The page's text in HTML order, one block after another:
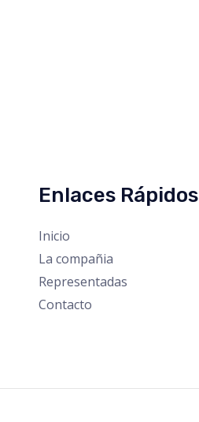
Enlaces Rápidos
Inicio
La compañia
Representadas
Contacto